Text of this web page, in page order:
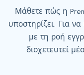
Μάθετε πώς η
υποστηρίζει. Για
με τη ροή
διοχετευτεί